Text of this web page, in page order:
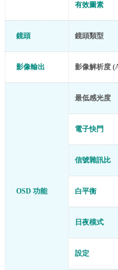
有效圖素
鏡頭 鏡頭類型
影像輸出 影像解析度
OSD 功能
最低感光度
電子快門
信號雜訊比
白平衡
日夜模式
設定